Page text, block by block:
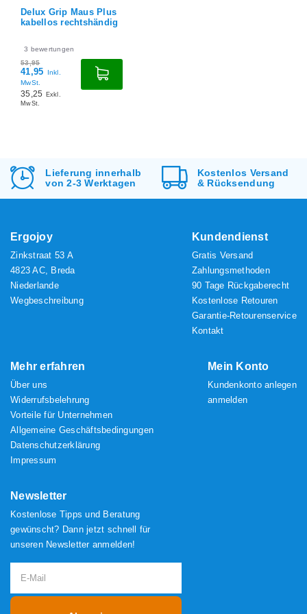
Delux Grip Maus Plus
kabellos rechtshändig
3 bewertungen
53,95
41,95
Inkl.
MwSt.
35,25
Exkl.
MwSt.
Lieferung innerhalb
von 2-3 Werktagen
Kostenlos Versand
& Rücksendung
Ergojoy
Zinkstraat 53 A
4823 AC, Breda
Niederlande
Wegbeschreibung
Kundendienst
Gratis Versand
Zahlungsmethoden
90 Tage Rückgaberecht
Kostenlose Retouren
Garantie-Retourenservice
Kontakt
Mehr erfahren
Über uns
Widerrufsbelehrung
Vorteile für Unternehmen
Allgemeine Geschäftsbedingungen
Datenschutzerklärung
Impressum
Mein Konto
Kundenkonto anlegen
anmelden
Newsletter
Kostenlose Tipps und Beratung
gewünscht? Dann jetzt schnell für
unseren Newsletter anmelden!